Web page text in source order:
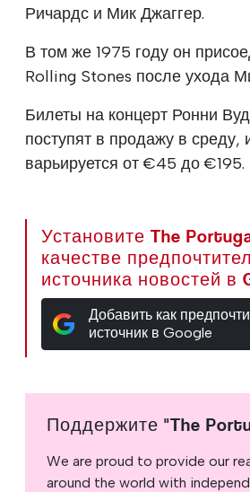
Ричардс и Мик Джаггер.
В том же 1975 году он
Rolling Stones после ухода
Билеты на концерт Ронни
поступят в продажу в среду,
варьируется от €45 до €195.
Установите The
качестве
источника новостей в
Добавить как
источник в Google
Поддержите "The
We are proud to provide our
around the world with